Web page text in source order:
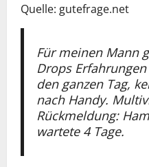
Quelle: gutefrage.net
Für meinen Mann
Drops
den ganzen Tag,
nach Handy.
Rückmeldung:
wartete 4 Tage.